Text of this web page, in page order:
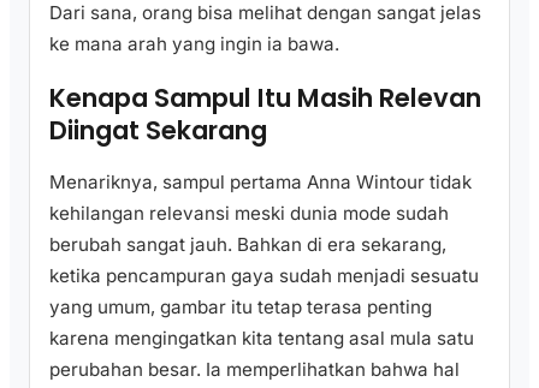
Dari sana, orang bisa melihat dengan sangat jelas
ke mana arah yang ingin ia bawa.
Kenapa Sampul Itu Masih Relevan
Diingat Sekarang
Menariknya, sampul pertama Anna Wintour tidak
kehilangan relevansi meski dunia mode sudah
berubah sangat jauh. Bahkan di era sekarang,
ketika pencampuran gaya sudah menjadi sesuatu
yang umum, gambar itu tetap terasa penting
karena mengingatkan kita tentang asal mula satu
perubahan besar. Ia memperlihatkan bahwa hal